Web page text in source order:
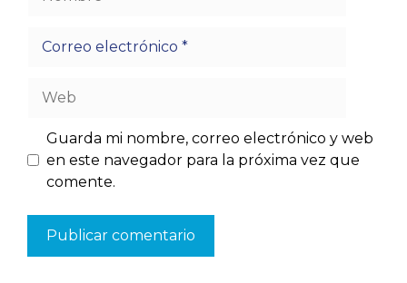
electrónico
Guarda mi nombre, correo electrónico y web
en este navegador para la próxima vez que
comente.